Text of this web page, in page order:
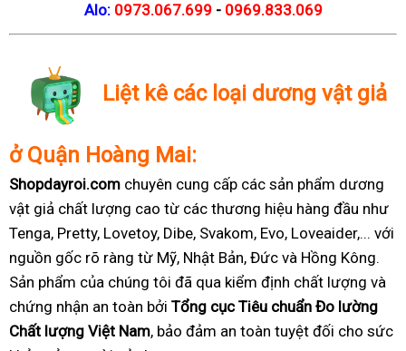
Alo: 0973.067.699 - 0969.833.069
Liệt kê các loại dương vật giả
ở Quận Hoàng Mai:
Shopdayroi.com chuyên cung cấp các sản phẩm dương
vật giả chất lượng cao từ các thương hiệu hàng đầu như
Tenga, Pretty, Lovetoy, Dibe, Svakom, Evo, Loveaider,... với
nguồn gốc rõ ràng từ Mỹ, Nhật Bản, Đức và Hồng Kông.
Sản phẩm của chúng tôi đã qua kiểm định chất lượng và
chứng nhận an toàn bởi Tổng cục Tiêu chuẩn Đo lường
Chất lượng Việt Nam, bảo đảm an toàn tuyệt đối cho sức